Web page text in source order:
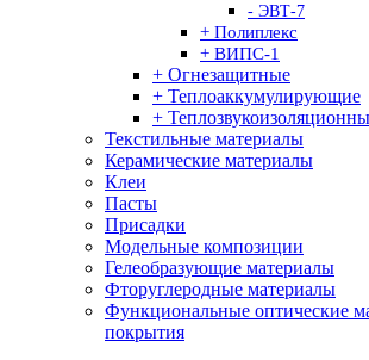
- ЭВТ-7
+ Полиплекс
+ ВИПС-1
+ Огнезащитные
+ Теплоаккумулирующие
+
Текстильные материалы
Керамические материалы
Клеи
Пасты
Присадки
Модельные композиции
Гелеобразующие материалы
Фторуглеродные материалы
Функциональные оптические
покрытия